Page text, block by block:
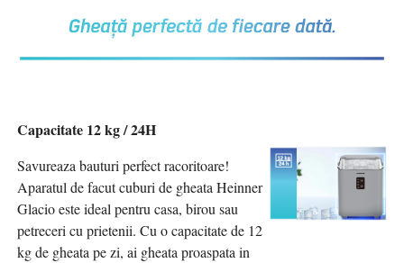
Capacitate 12 kg / 24H
Savureaza bauturi perfect racoritoare!
Aparatul de facut cuburi de gheata Heinner
Glacio este ideal pentru casa, birou sau
petreceri cu prietenii. Cu o capacitate de 12
kg de gheata pe zi, ai gheata proaspata in